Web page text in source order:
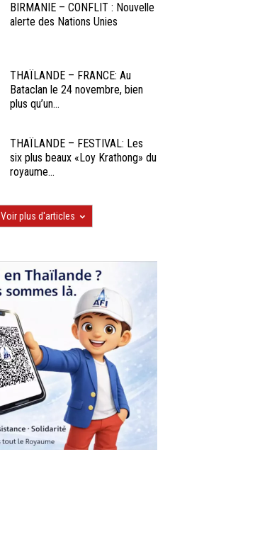
BIRMANIE – CONFLIT : Nouvelle
alerte des Nations Unies
THAÏLANDE – FRANCE: Au
Bataclan le 24 novembre, bien
plus qu’un...
THAÏLANDE – FESTIVAL: Les
six plus beaux «Loy Krathong» du
royaume...
Voir plus d'articles